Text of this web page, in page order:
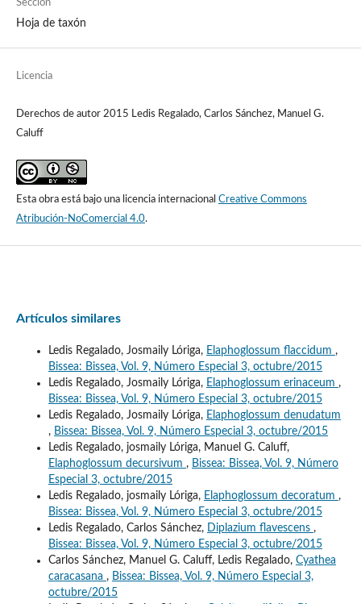
Sección
Hoja de taxón
Licencia
Derechos de autor 2015 Ledis Regalado, Carlos Sánchez, Manuel G.
Caluff
Esta obra está bajo una licencia internacional Creative Commons
Atribución-NoComercial 4.0.
Artículos similares
Ledis Regalado, Josmaily Lóriga, Elaphoglossum flaccidum ,
Bissea: Bissea, Vol. 9, Número Especial 3, octubre/2015
Ledis Regalado, Josmaily Lóriga, Elaphoglossum erinaceum ,
Bissea: Bissea, Vol. 9, Número Especial 3, octubre/2015
Ledis Regalado, Josmaily Lóriga, Elaphoglossum denudatum
, Bissea: Bissea, Vol. 9, Número Especial 3, octubre/2015
Ledis Regalado, josmaily Lóriga, Manuel G. Caluff,
Elaphoglossum decursivum , Bissea: Bissea, Vol. 9, Número
Especial 3, octubre/2015
Ledis Regalado, josmaily Lóriga, Elaphoglossum decoratum ,
Bissea: Bissea, Vol. 9, Número Especial 3, octubre/2015
Ledis Regalado, Carlos Sánchez,
Diplazium flavescens ,
Bissea: Bissea, Vol. 9, Número Especial 3, octubre/2015
Carlos Sánchez, Manuel G. Caluff, Ledis Regalado, Cyathea
caracasana , Bissea: Bissea, Vol. 9, Número Especial 3,
octubre/2015